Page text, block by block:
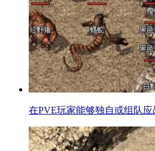
在PVE玩家能够独自或组队